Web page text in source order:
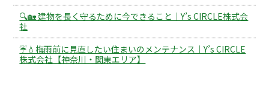
🔍🏡 建物を長く守るために今できること｜Y’s CIRCLE株式会
社
☔💧梅雨前に見直したい住まいのメンテナンス｜Y’s CIRCLE
株式会社【神奈川・関東エリア】